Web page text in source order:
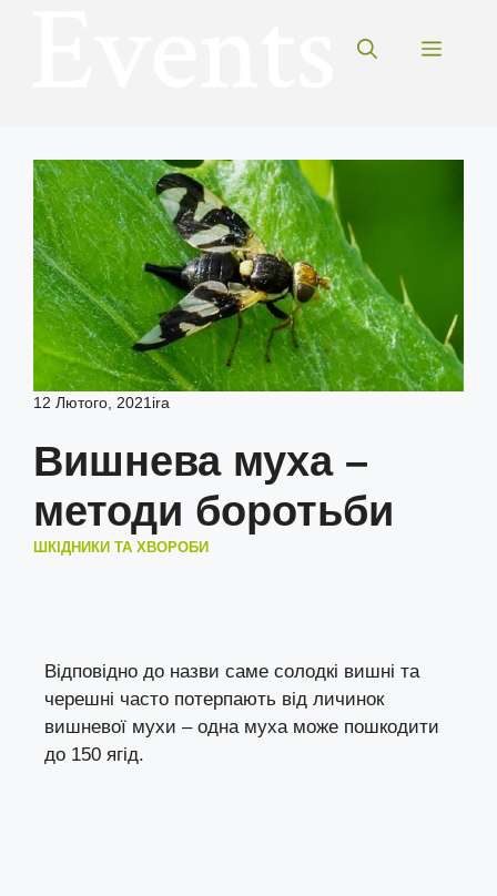
Меню
12 Лютого, 2021 ira
Вишнева муха –
методи боротьби
ШКІДНИКИ ТА ХВОРОБИ
Відповідно до назви саме солодкі вишні та
черешні часто потерпають від личинок
вишневої мухи – одна муха може пошкодити
до 150 ягід.